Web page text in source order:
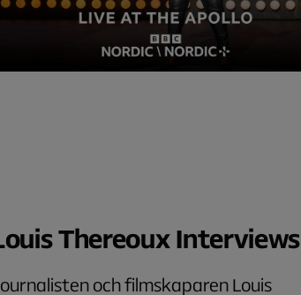
Thereoux Interviews
och filmskaparen Louis